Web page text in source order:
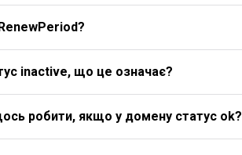
inactive, що це означає?
робити, якщо у домену статус ok?